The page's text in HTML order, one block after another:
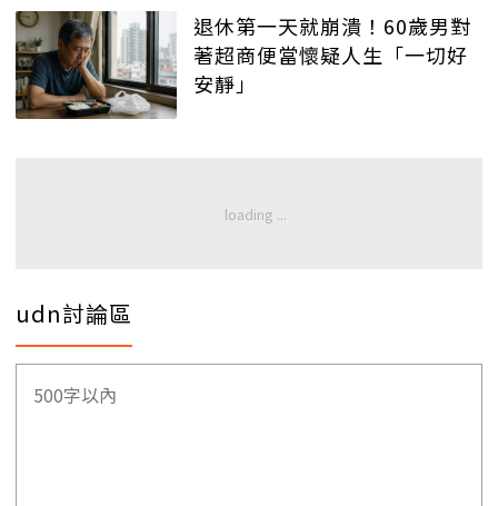
退休第一天就崩潰！60歲男對
著超商便當懷疑人生「一切好
安靜」
udn討論區